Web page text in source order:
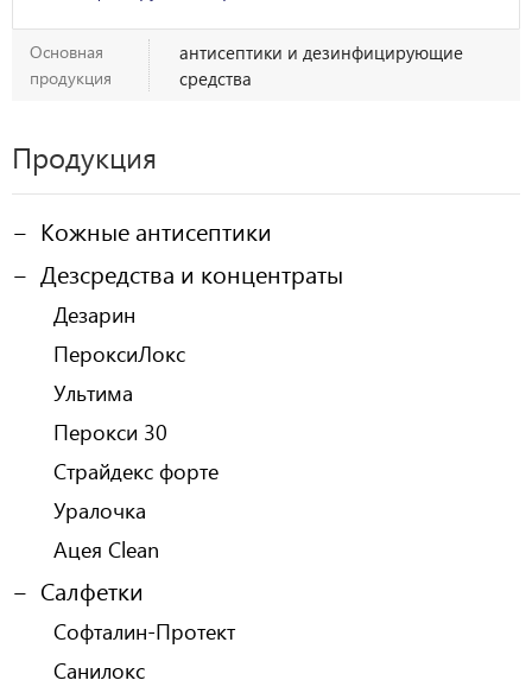
Основная
продукция
антисептики и дезинфицирующие
средства
Продукция
Кожные антисептики
Дезсредства и концентраты
Дезарин
ПероксиЛокс
Ультима
Перокси 30
Страйдекс форте
Уралочка
Ацея Clean
Салфетки
Софталин-Протект
Санилокс